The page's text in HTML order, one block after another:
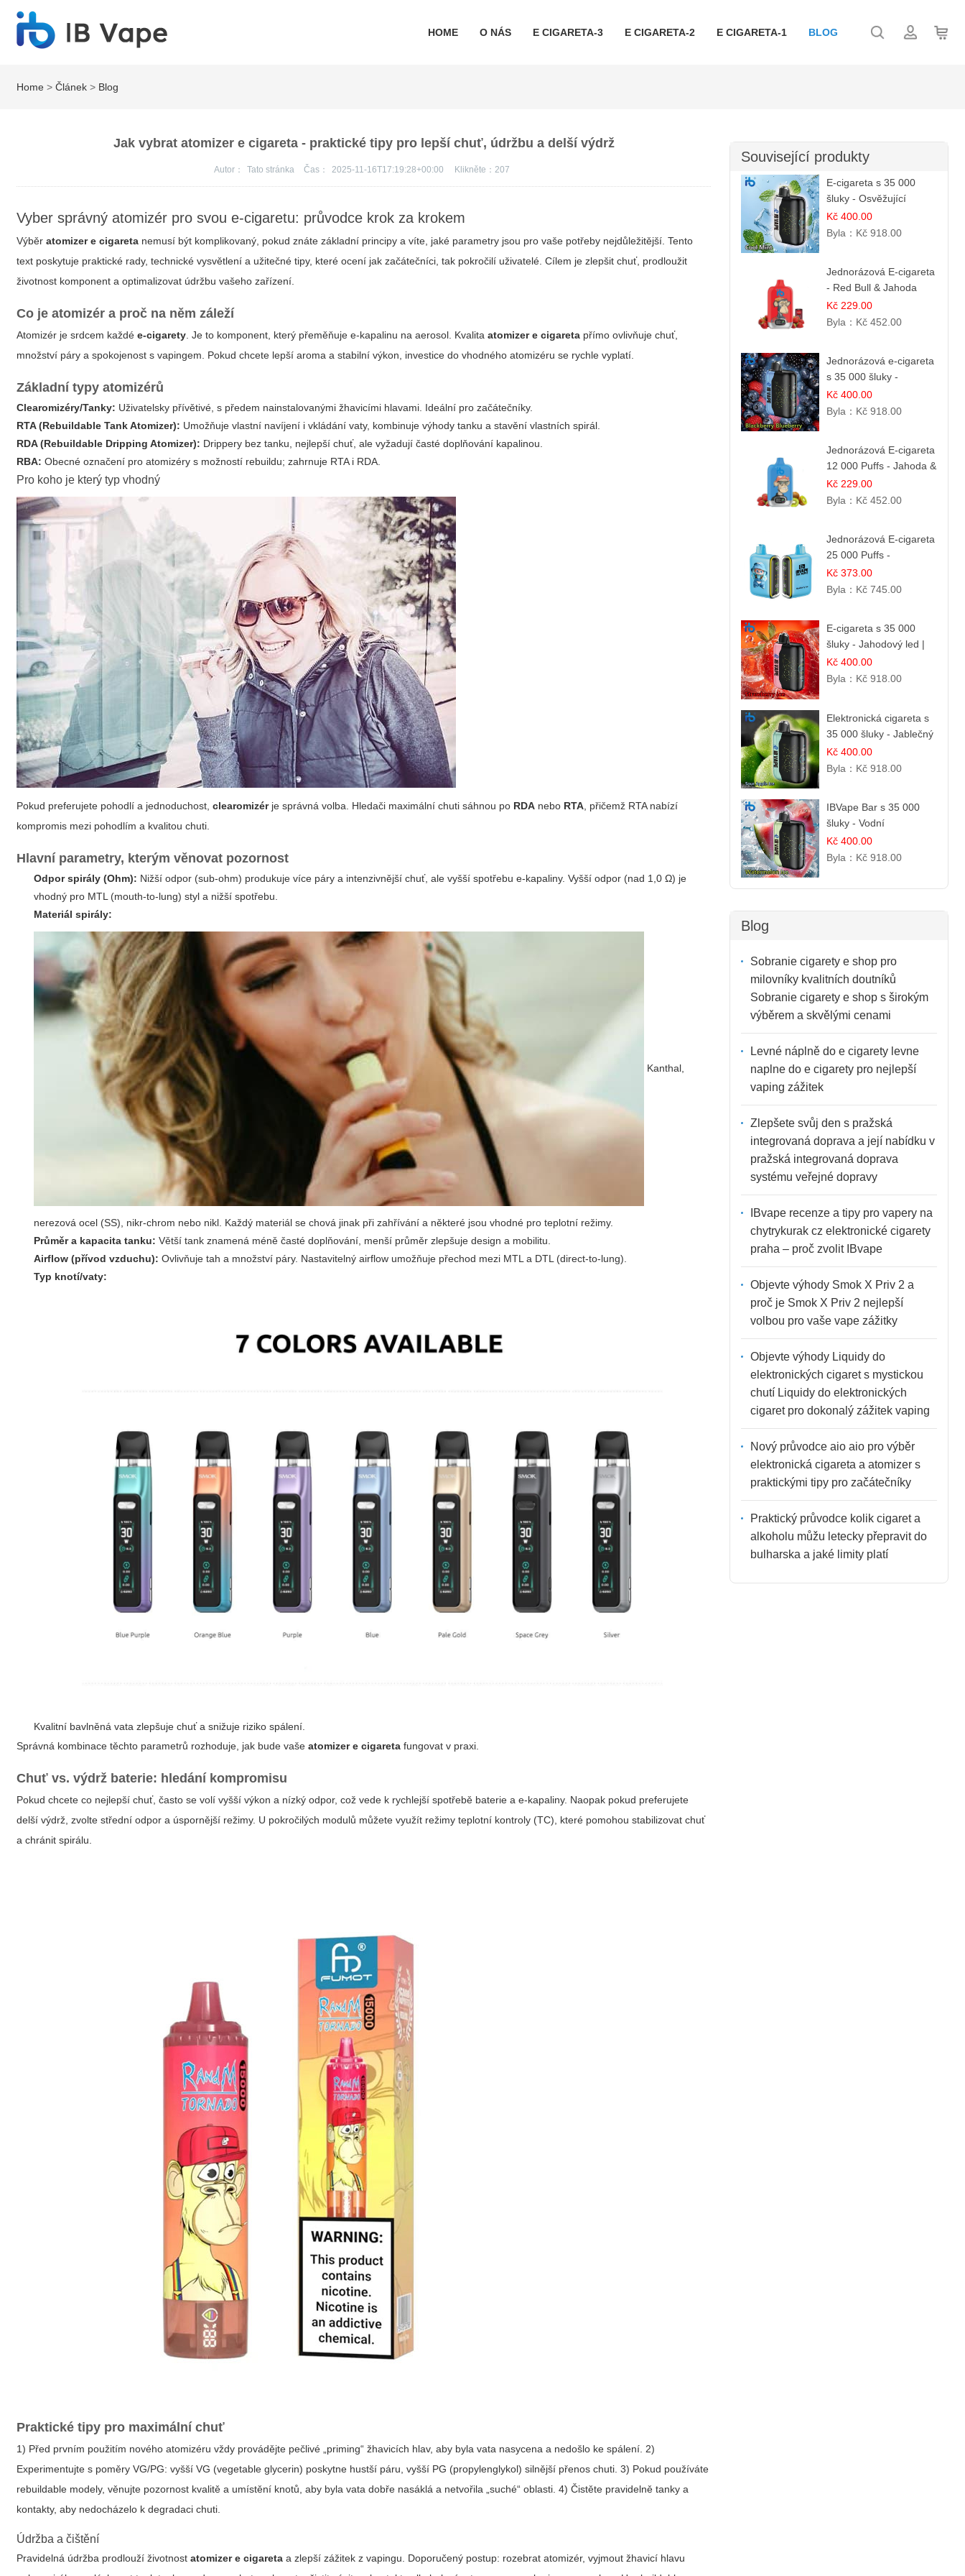
HOME O NÁS E CIGARETA-3 E CIGARETA-2 E CIGARETA-1 BLOG
Home >Článek > Blog
Jak vybrat atomizer e cigareta - praktické tipy pro lepší chuť, údržbu a delší výdrž
Autor： Tato stránka Čas： 2025-11-16T17:19:28+00:00 Klikněte：207
Vyber správný atomizér pro svou e‑cigaretu: průvodce krok za krokem
Výběratomizer e cigareta nemusí být komplikovaný, pokud znáte základní principy a víte, jaké parametry jsou pro vaše potřeby nejdůležitější. Tento
text poskytuje praktické rady, technické vysvětlení a užitečné tipy, které ocení jak začátečníci, tak pokročilí uživatelé. Cílem je zlepšit chuť, prodloužit
životnost komponent a optimalizovat údržbu vašeho zařízení.
Co je atomizér a proč na něm záleží
Atomizér je srdcem každée‑cigarety . Je to komponent, který přeměňuje e‑kapalinu na aerosol. Kvalitaatomizer e cigareta přímo ovlivňuje chuť,
množství páry a spokojenost s vapingem. Pokud chcete lepší aroma a stabilní výkon, investice do vhodného atomizéru se rychle vyplatí.
Základní typy atomizérů
Clearomizéry/Tanky: Uživatelsky přívětivé, s předem nainstalovanými žhavicími hlavami. Ideální pro začátečníky.
RTA (Rebuildable Tank Atomizer): Umožňuje vlastní navíjení i vkládání vaty, kombinuje výhody tanku a stavění vlastních spirál.
RDA (Rebuildable Dripping Atomizer): Drippery bez tanku, nejlepší chuť, ale vyžadují časté doplňování kapalinou.
RBA: Obecné označení pro atomizéry s možností rebuildu; zahrnuje RTA i RDA.
Pro koho je který typ vhodný
Pokud preferujete pohodlí a jednoduchost,clearomizérje správná volba. Hledači maximální chuti sáhnou po RDA nebo RTA , přičemž RTA nabízí
kompromis mezi pohodlím a kvalitou chuti.
Hlavní parametry, kterým věnovat pozornost
Odpor spirály (Ohm): Nižší odpor (sub‑ohm) produkuje více páry a intenzivnější chuť, ale vyšší spotřebu e‑kapaliny. Vyšší odpor (nad 1,0 Ω) je
vhodný pro MTL (mouth‑to‑lung) styl a nižší spotřebu.
Materiál spirály:
Kanthal,
nerezová ocel (SS), nikr‑chrom nebo nikl. Každý materiál se chová jinak při zahřívání a některé jsou vhodné pro teplotní režimy.
Průměr a kapacita tanku: Větší tank znamená méně časté doplňování, menší průměr zlepšuje design a mobilitu.
Airflow (přívod vzduchu): Ovlivňuje tah a množství páry. Nastavitelný airflow umožňuje přechod mezi MTL a DTL (direct‑to‑lung).
Typ knotí/vaty:
Kvalitní bavlněná vata zlepšuje chuť a snižuje riziko spálení.
Správná kombinace těchto parametrů rozhoduje, jak bude vašeatomizer e cigareta fungovat v praxi.
Chuť vs. výdrž baterie: hledání kompromisu
Pokud chcete co nejlepší chuť, často se volí vyšší výkon a nízký odpor, což vede k rychlejší spotřebě baterie a e‑kapaliny. Naopak pokud preferujete
delší výdrž, zvolte střední odpor a úspornější režimy. U pokročilých modulů můžete využít režimy teplotní kontroly (TC), které pomohou stabilizovat chuť
a chránit spirálu.
Praktické tipy pro maximální chuť
1) Před prvním použitím nového atomizéru vždy provádějte pečlivé „priming“ žhavicích hlav, aby byla vata nasycena a nedošlo ke spálení. 2)
Experimentujte s poměry VG/PG: vyšší VG (vegetable glycerin) poskytne hustší páru, vyšší PG (propylenglykol) silnější přenos chuti. 3) Pokud používáte
rebuildable modely, věnujte pozornost kvalitě a umístění knotů, aby byla vata dobře nasáklá a netvořila „suché“ oblasti. 4) Čistěte pravidelně tanky a
kontakty, aby nedocházelo k degradaci chuti.
Údržba a čištění
Pravidelná údržba prodlouží životnostatomizer e cigareta a zlepší zážitek z vapingu. Doporučený postup: rozebrat atomizér, vyjmout žhavicí hlavu
Související produkty
E-cigareta s 35 000
šluky - Osvěžující
mentol | Čistá a svěží
chuť
Kč 400.00
Byla： Kč 918.00
Jednorázová E-cigareta
- Red Bull & Jahoda
Kč 229.00
Byla： Kč 452.00
Jednorázová e-cigareta
s 35 000 šluky -
Ostružina & Borůvka |
Intenzivní lesní směs
Kč 400.00
Byla： Kč 918.00
Jednorázová E-cigareta
12 000 Puffs - Jahoda &
Kiwi
Kč 229.00
Byla： Kč 452.00
Jednorázová E-cigareta
25 000 Puffs -
Jahodová Zmrzlina |
Krémová sladká příchuť
Kč 373.00
Byla： Kč 745.00
E-cigareta s 35 000
šluky - Jahodový led |
Chladivá fresh příchuť
Kč 400.00
Byla： Kč 918.00
Elektronická cigareta s
35 000 šluky - Jablečný
kyselý led | Osvěžující
kyselá jablka
Kč 400.00
Byla： Kč 918.00
IBVape Bar s 35 000
šluky - Vodní
melounový led |
Osvěžující letní příchuť
Kč 400.00
Byla： Kč 918.00
Blog
Sobranie cigarety e shop pro
milovníky kvalitních doutníků
Sobranie cigarety e shop s širokým
výběrem a skvělými cenami
Levné náplně do e cigarety levne
naplne do e cigarety pro nejlepší
vaping zážitek
Zlepšete svůj den s pražská
integrovaná doprava a její nabídku v
pražská integrovaná doprava
systému veřejné dopravy
IBvape recenze a tipy pro vapery na
chytrykurak cz elektronické cigarety
praha – proč zvolit IBvape
Objevte výhody Smok X Priv 2 a
proč je Smok X Priv 2 nejlepší
volbou pro vaše vape zážitky
Objevte výhody Liquidy do
elektronických cigaret s mystickou
chutí Liquidy do elektronických
cigaret pro dokonalý zážitek vaping
Nový průvodce aio aio pro výběr
elektronická cigareta a atomizer s
praktickými tipy pro začátečníky
Praktický průvodce kolik cigaret a
alkoholu můžu letecky přepravit do
bulharska a jaké limity platí